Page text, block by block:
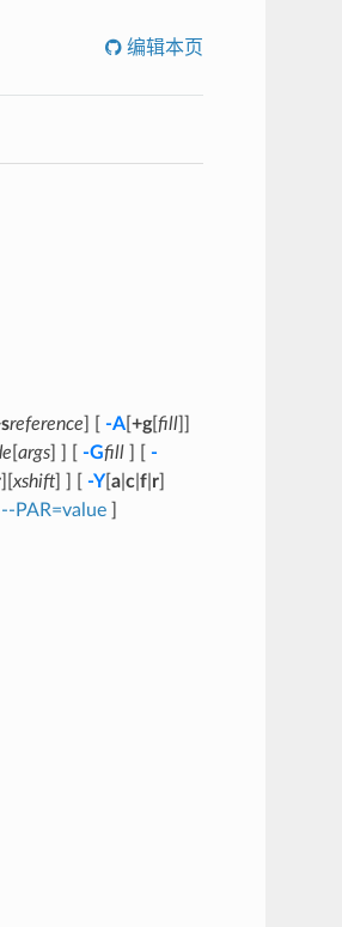
编辑本页
reference -A[ +g[ fill]]
args] ] [ -Gfill] [ -
][xshift] ] [ -Y[ a| c| f| r]
--PAR=value]